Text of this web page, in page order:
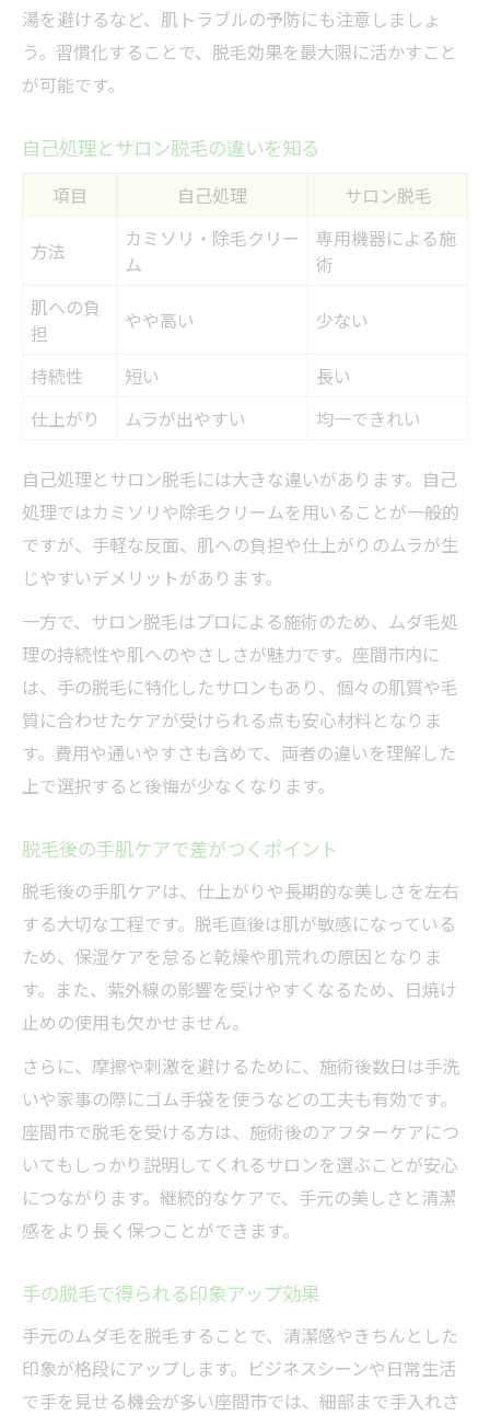
湯を避けるなど、肌トラブルの予防にも注意しましょ
う。習慣化することで、脱毛効果を最大限に活かすこと
が可能です。
自己処理とサロン脱毛の違いを知る
項目 自己処理 サロン脱毛
方法
カミソリ・除毛クリー
ム
専用機器による施
術
肌への負
担
やや高い 少ない
持続性 短い
長い
仕上がり
ムラが出やすい 均一できれい
自己処理とサロン脱毛には大きな違いがあります。自己
処理ではカミソリや除毛クリームを用いることが一般的
ですが、手軽な反面、肌への負担や仕上がりのムラが生
じやすいデメリットがあります。
一方で、サロン脱毛はプロによる施術のため、ムダ毛処
理の持続性や肌へのやさしさが魅力です。座間市内に
は、手の脱毛に特化したサロンもあり、個々の肌質や毛
質に合わせたケアが受けられる点も安心材料となりま
す。費用や通いやすさも含めて、両者の違いを理解した
上で選択すると後悔が少なくなります。
脱毛後の手肌ケアで差がつくポイント
脱毛後の手肌ケアは、仕上がりや長期的な美しさを左右
する大切な工程です。脱毛直後は肌が敏感になっている
ため、保湿ケアを怠ると乾燥や肌荒れの原因となりま
す。また、紫外線の影響を受けやすくなるため、日焼け
止めの使用も欠かせません。
さらに、摩擦や刺激を避けるために、施術後数日は手洗
いや家事の際にゴム手袋を使うなどの工夫も有効です。
座間市で脱毛を受ける方は、施術後のアフターケアにつ
いてもしっかり説明してくれるサロンを選ぶことが安心
につながります。継続的なケアで、手元の美しさと清潔
感をより長く保つことができます。
手の脱毛で得られる印象アップ効果
手元のムダ毛を脱毛することで、清潔感やきちんとした
印象が格段にアップします。ビジネスシーンや日常生活
で手を見せる機会が多い座間市では、細部まで手入れさ